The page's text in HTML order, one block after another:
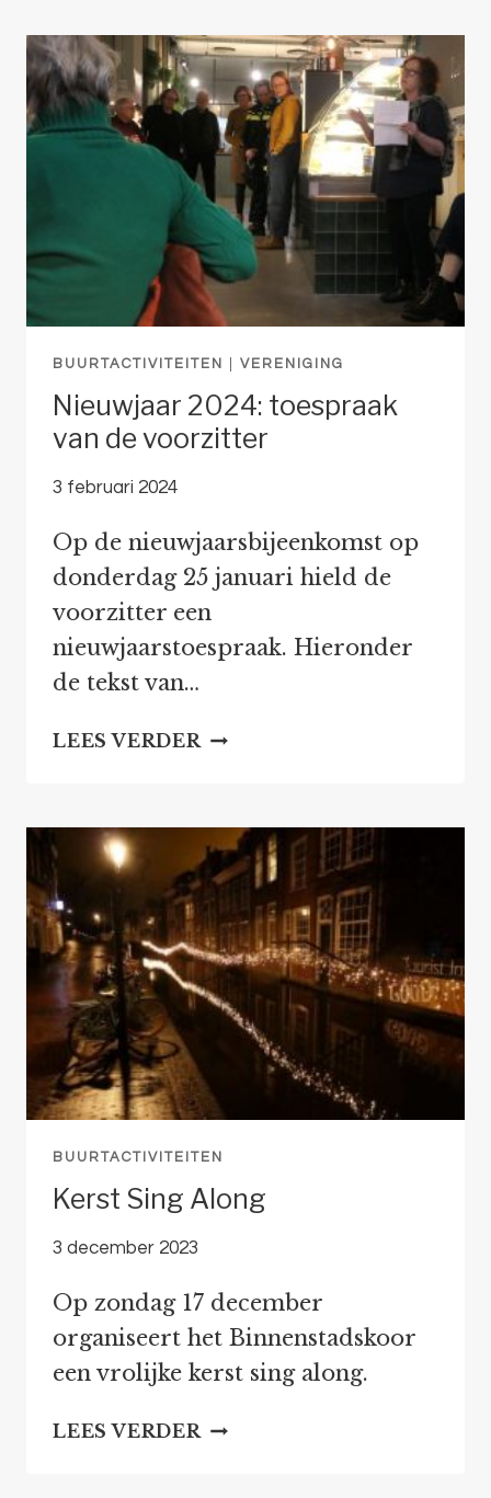
BUURTACTIVITEITEN VERENIGING
Nieuwjaar 2024: toespraak
van de voorzitter
3 februari 2024
Op de nieuwjaarsbijeenkomst op
donderdag 25 januari hield de
voorzitter een
nieuwjaarstoespraak. Hieronder
de tekst van…
LEES VERDER NIEUWJAAR
DE
VOORZITTER
BUURTACTIVITEITEN
Kerst Sing Along
3 december 2023
Op zondag 17 december
organiseert het Binnenstadskoor
een vrolijke kerst sing along.
LEES VERDER KERST